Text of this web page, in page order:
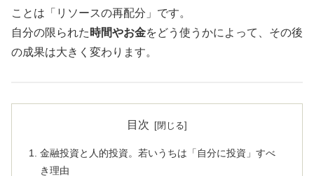
ことは「リソースの再配分」です。
自分の限られた 時間やお金をどう使うかによって、その後
の成果は大きく変わります。
目次
金融投資と人的投資。若いうちは「自分に投資」すべ
き理由